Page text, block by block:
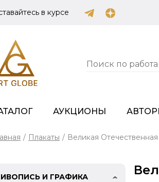
в курсе
АУКЦИОНЫ
/ Плакаты / Великая
И ГРАФИКА